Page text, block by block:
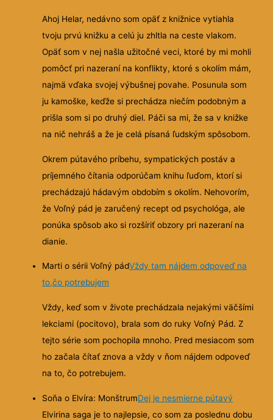
Ahoj Helar, nedávno som opäť z knižnice vytiahla
tvoju prvú knižku a celú ju zhltla na ceste vlakom.
Opäť som v nej našla užitočné veci, ktoré by mi mohli
pomôcť pri nazeraní na konflikty, ktoré s okolím mám,
najmä vďaka svojej výbušnej povahe. Posunula som
ju kamoške, keďže si prechádza niečím podobným a
prišla som si po druhý diel. Páči sa mi, že sa v knižke
na nič nehráš a že je celá písaná ľudským spôsobom.
Okrem pútavého príbehu, sympatických postáv a
príjemného čítania odporúčam knihu ľuďom, ktorí si
prechádzajú hádavým obdobím s okolím. Nehovorím,
že Voľný pád je zaručený recept od psychológa, ale
ponúka spôsob ako si rozšíriť obzory pri nazeraní na
dianie.
Marti o sérii Voľný pádVždy tam nájdem odpoveď na
to,čo potrebujem
Vždy, keď som v živote prechádzala nejakými väčšími
lekciami (pocitovo), brala som do ruky Voľný Pád. Z
tejto série som pochopila mnoho. Pred mesiacom som
ho začala čítať znova a vždy v ňom nájdem odpoveď
na to, čo potrebujem.
Soňa o Elvíra: MonštrumDej je nesmierne pútavý
Elvirina saga je to najlepsie, co som za poslednu dobu